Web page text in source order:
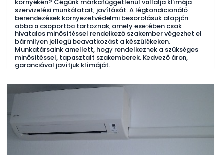
környékén? Cégünk márkafüggetlenül vállalja klímája
szervizelési munkálatait, javítását. A légkondicionáló
berendezések környezetvédelmi besorolásuk alapján
abba a csoportba tartoznak, amely esetében csak
hivatalos minősítéssel rendelkező szakember végezhet el
bármilyen jellegű beavatkozást a készülékeken.
Munkatársaink amellett, hogy rendelkeznek a szükséges
minősítéssel, tapasztalt szakemberek. Kedvező áron,
garanciával javítjuk klímáját.